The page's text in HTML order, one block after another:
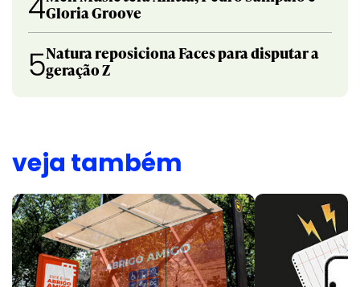
Gloria Groove
5Natura reposiciona Faces para disputar a
geração Z
veja também